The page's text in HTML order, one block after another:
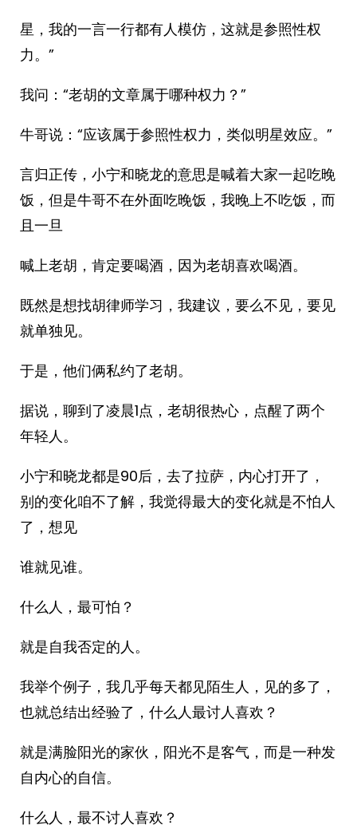
星，我的一言一行都有人模仿，这就是参照性权
力。”
我问：“老胡的文章属于哪种权力？”
牛哥说：“应该属于参照性权力，类似明星效应。”
言归正传，小宁和晓龙的意思是喊着大家一起吃晚
饭，但是牛哥不在外面吃晚饭，我晚上不吃饭，而
且一旦
喊上老胡，肯定要喝酒，因为老胡喜欢喝酒。
既然是想找胡律师学习，我建议，要么不见，要见
就单独见。
于是，他们俩私约了老胡。
据说，聊到了凌晨1点，老胡很热心，点醒了两个
年轻人。
小宁和晓龙都是90后，去了拉萨，内心打开了，
别的变化咱不了解，我觉得最大的变化就是不怕人
了，想见
谁就见谁。
什么人，最可怕？
就是自我否定的人。
我举个例子，我几乎每天都见陌生人，见的多了，
也就总结出经验了，什么人最讨人喜欢？
就是满脸阳光的家伙，阳光不是客气，而是一种发
自内心的自信。
什么人，最不讨人喜欢？